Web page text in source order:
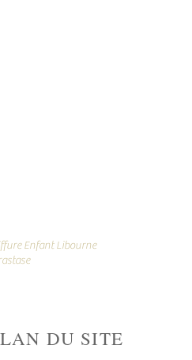
Enfant Libourne
DU SITE